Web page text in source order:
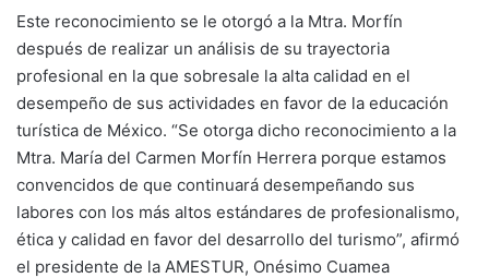
Este reconocimiento se le otorgó a la Mtra. Morfín
después de realizar un análisis de su trayectoria
profesional en la que sobresale la alta calidad en el
desempeño de sus actividades en favor de la educación
turística de México. “Se otorga dicho reconocimiento a la
Mtra. María del Carmen Morfín Herrera porque estamos
convencidos de que continuará desempeñando sus
labores con los más altos estándares de profesionalismo,
ética y calidad en favor del desarrollo del turismo”, afirmó
el presidente de la AMESTUR, Onésimo Cuamea